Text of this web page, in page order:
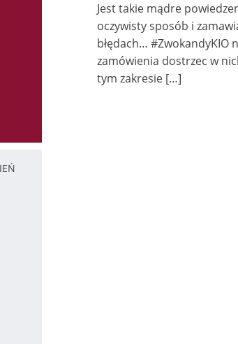
Jest takie mądre
oczywisty sposób i
błędach… #ZwokandyKIO
zamówienia dostrzec w
tym zakresie […]